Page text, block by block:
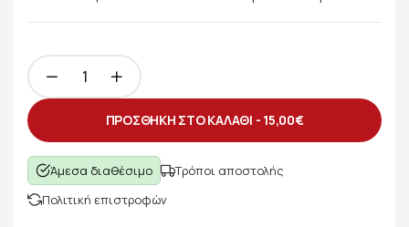
ΠΡΟΣΘΗΚΗ ΣΤΟ ΚΑΛΑΘΙ - 15,00€
Άμεσα διαθέσιμο
Τρόποι αποστολής
Πολιτική επιστροφών